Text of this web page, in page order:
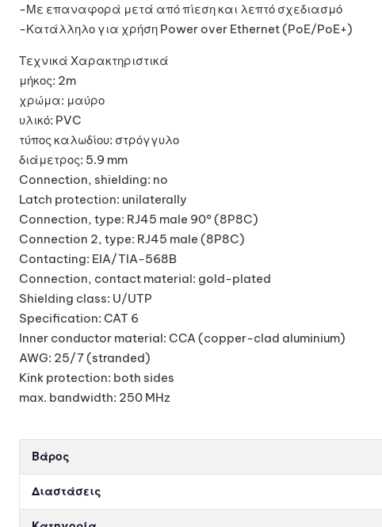
-Με επαναφορά μετά από πίεση και λεπτό σχεδιασμό
-Κατάλληλο για χρήση Power over Ethernet (PoE/PoE+)
Τεχνικά Χαρακτηριστικά
μήκος: 2m
χρώμα: μαύρο
υλικό: PVC
τύπος καλωδίου: στρόγγυλο
διάμετρος: 5.9 mm
Connection, shielding: no
Latch protection: unilaterally
Connection, type: RJ45 male 90° (8P8C)
Connection 2, type: RJ45 male (8P8C)
Contacting: EIA/TIA-568B
Connection, contact material: gold-plated
Shielding class: U/UTP
Specification: CAT 6
Inner conductor material: CCA (copper-clad aluminium)
AWG: 25/7 (stranded)
Kink protection: both sides
max. bandwidth: 250 MHz
Βάρος
Διαστάσεις